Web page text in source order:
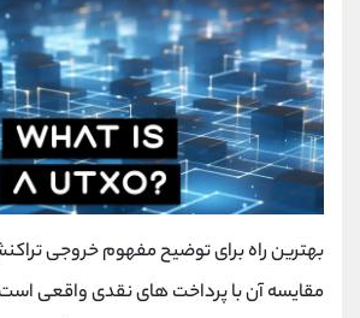
بهترین راه برای توضیح مفهوم خروجی
مقایسه آن با پرداخت های نقدی واقعی